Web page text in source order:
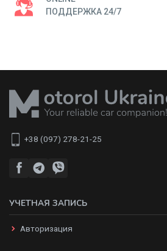
ПОДДЕРЖКА 24/7
+38 (097) 278-21-25
УЧЕТНАЯ ЗАПИСЬ
Авторизация